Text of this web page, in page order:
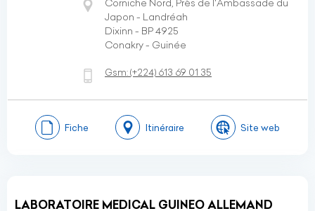
Corniche Nord, Près de l'Ambassade du
Japon - Landréah
Dixinn - BP 4925
Conakry - Guinée
Gsm:(+224) 613 69 01 35
Fiche Itinéraire Site web
LABORATOIRE MEDICAL GUINEO ALLEMAND